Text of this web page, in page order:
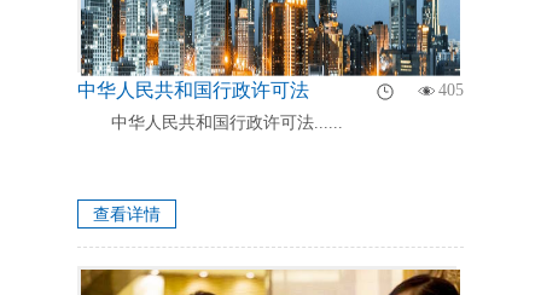
中华人民共和国行政许可法
405
中华人民共和国行政许可法......
查看详情